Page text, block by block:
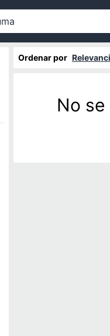
Ordenar por
No